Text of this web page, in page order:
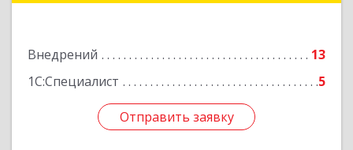
Внедрений
13
1С:Специалист
5
Отправить заявку
Отправить заявку